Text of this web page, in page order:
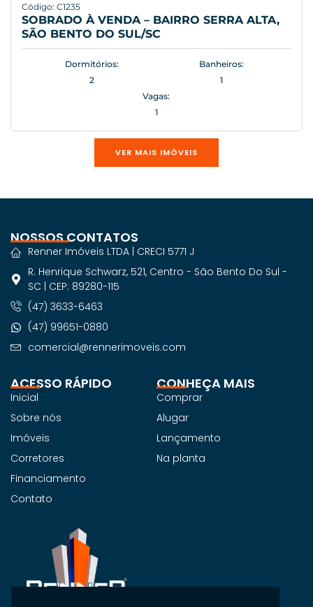
Código: C1235
SOBRADO À VENDA – BAIRRO SERRA ALTA,
SÃO BENTO DO SUL/SC
Dormitórios:
2
Banheiros:
1
Vagas:
1
VER MAIS IMÓVEIS
ACESSO RÁPIDO
Inicial
Sobre nós
Imóveis
Corretores
Financiamento
Contato
CONHEÇA MAIS
Comprar
Alugar
Lançamento
Na planta
NOSSOS CONTATOS
Renner Imóveis LTDA | CRECI 5771 J
R. Henrique Schwarz, 521, Centro - São Bento Do Sul -
SC | CEP: 89280-115
(47) 3633-6463
(47) 99651-0880
comercial@rennerimoveis.com